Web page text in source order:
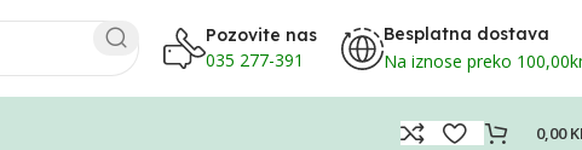
Pozovite nas
035 277-391
Besplatna dostava
Na iznose preko
0,00